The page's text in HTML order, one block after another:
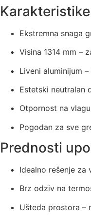
Ekstremna snaga
Visina 1314 mm –
Liveni aluminijum
Estetski neutralan
Otpornost na
Pogodan za sve
Prednosti
Idealno rešenje
Brz odziv na
Ušteda prostora –